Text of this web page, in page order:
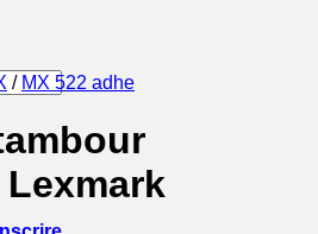
/ MX 522 adhe